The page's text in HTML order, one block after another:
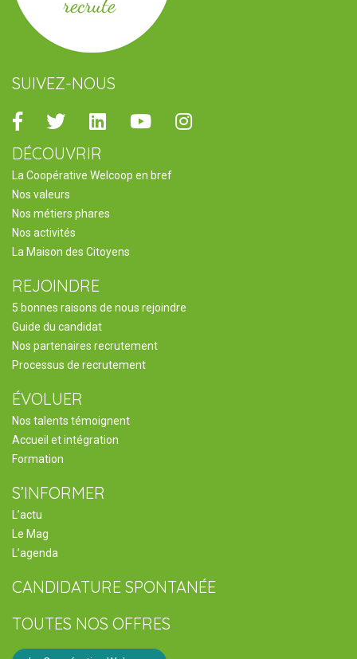
SUIVEZ-NOUS
Facebook
TwitterLinkedinYoutubeInstagram
DÉCOUVRIR
La Coopérative Welcoop en bref
Nos valeurs
Nos métiers phares
Nos activités
La Maison des Citoyens
REJOINDRE
5 bonnes raisons de nous rejoindre
Guide du candidat
Nos partenaires recrutement
Processus de recrutement
ÉVOLUER
Nos talents témoignent
Accueil et intégration
Formation
S’INFORMER
L’actu
Le Mag
L’agenda
CANDIDATURE SPONTANÉE
TOUTES NOS OFFRES